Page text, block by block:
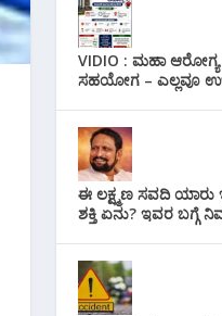
VIDIO : ಮಹಾ
ಸಹಯೋಗ – ಎಲ್ಲವೂ
ಈ ಲಕ್ಷ್ಮಣ ಸವದಿ
ಶಕ್ತಿ ಏನು? ಇವರ ಬಗ್ಗೆ